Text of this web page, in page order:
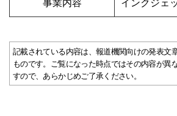
記載されている内容は、報道機関向けの発表文
ものです。ご覧になった時点ではその内容が異
すので、あらかじめご了承ください。